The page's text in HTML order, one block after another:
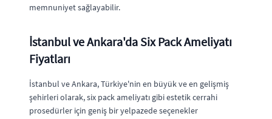
memnuniyet sağlayabilir.
İstanbul ve Ankara'da Six Pack Ameliyatı
Fiyatları
İstanbul ve Ankara, Türkiye'nin en büyük ve en gelişmiş
şehirleri olarak, six pack ameliyatı gibi estetik cerrahi
prosedürler için geniş bir yelpazede seçenekler